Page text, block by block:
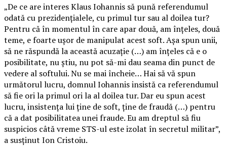
„De ce are interes Klaus Iohannis să pună referendumul
odată cu prezidenţialele, cu primul tur sau al doilea tur?
Pentru că în momentul în care apar două, am înţeles, două
teme, e foarte uşor de manipulat acest soft. Aşa spun unii,
să ne răspundă la această acuzaţie (…) am înţeles că e o
posibilitate, nu ştiu, nu pot să-mi dau seama din punct de
vedere al softului. Nu se mai încheie… Hai să vă spun
următorul lucru, domnul Iohannis insistă ca referendumul
să fie ori la primul ori la al doilea tur. Dar eu spun acest
lucru, insistenţa lui ţine de soft, ţine de fraudă (…) pentru
că a dat posibilitatea unei fraude. Eu am dreptul să fiu
suspicios câtă vreme STS-ul este izolat în secretul militar”,
a susţinut Ion Cristoiu.